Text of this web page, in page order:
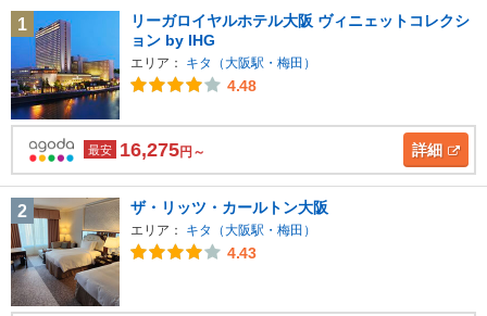
1
リーガロイヤルホテル大阪 ヴィニェットコレクシ
ョン by IHG
エリア： キタ（大阪駅・梅田）
4.48
最安 16,275円～ 詳細
2 ザ・リッツ・カールトン大阪
エリア： キタ（大阪駅・梅田）
4.43